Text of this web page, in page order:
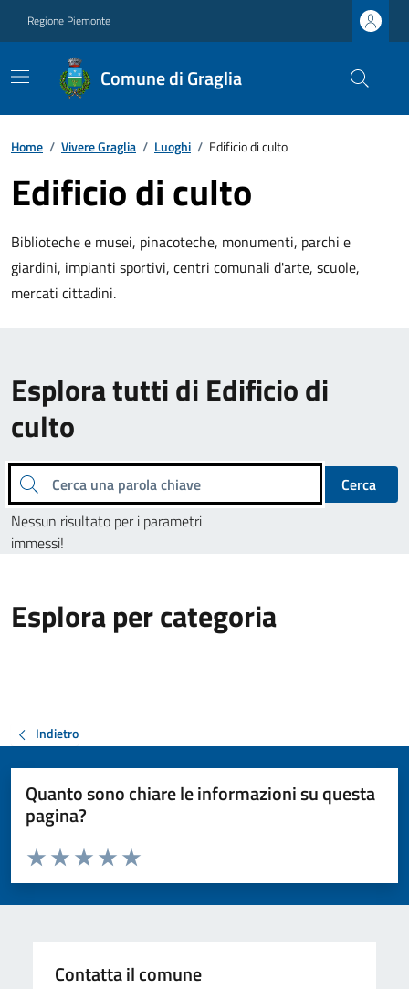
Regione Piemonte
Comune di Graglia
Home / Vivere Graglia / Luoghi / Edificio di culto
Edificio di culto
Biblioteche e musei, pinacoteche, monumenti, parchi e
giardini, impianti sportivi, centri comunali d'arte, scuole,
mercati cittadini.
Esplora tutti di Edificio di
culto
Cerca una parola chiave
Cerca
Nessun risultato per i parametri
immessi!
Esplora per categoria
Indietro
Quanto sono chiare le informazioni su questa
pagina?
Valuta da 1 a 5 stelle la pagina
Valuta 5 stelle su 5
Valuta 4 stelle su 5
Valuta 3 stelle su 5
Valuta 2 stelle su 5
Valuta 1 stelle su 5
Contatta il comune